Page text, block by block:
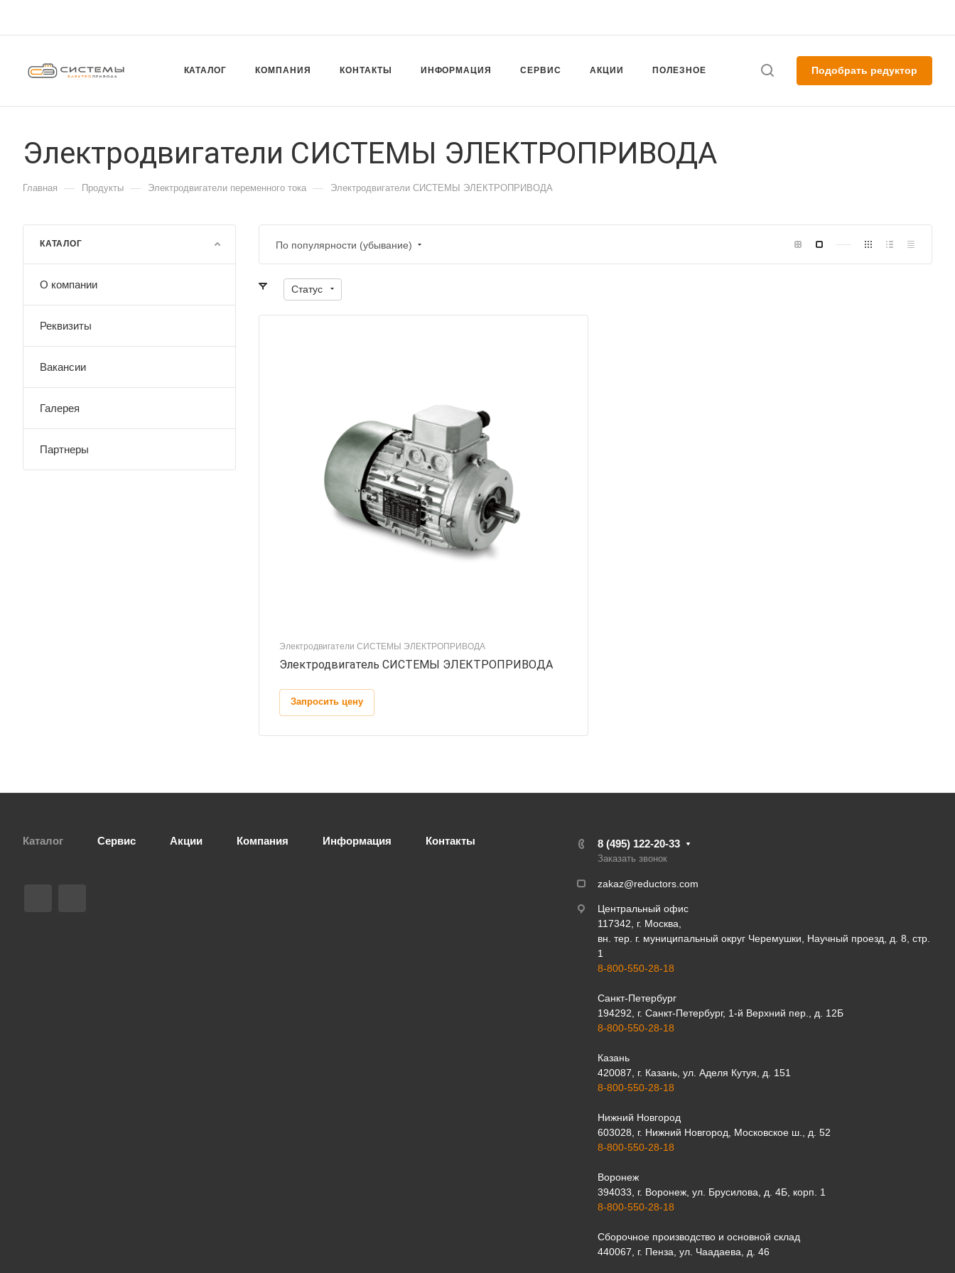
КАТАЛОГ КОМПАНИЯ КОНТАКТЫ ИНФОРМАЦИЯ СЕРВИС АКЦИИ ПОЛЕЗНОЕ Подобрать редуктор
Электродвигатели СИСТЕМЫ ЭЛЕКТРОПРИВОДА
Главная — Продукты — Электродвигатели переменного тока — Электродвигатели СИСТЕМЫ ЭЛЕКТРОПРИВОДА
По популярности (убывание)
Статус
Электродвигатели СИСТЕМЫ ЭЛЕКТРОПРИВОДА
Электродвигатель СИСТЕМЫ ЭЛЕКТРОПРИВОДА
Запросить цену
КАТАЛОГ
О компании
Реквизиты
Вакансии
Галерея
Партнеры
Каталог Сервис Акции Компания Информация Контакты 8 (495) 122-20-33
Заказать звонок
zakaz@reductors.com
Центральный офис
117342, г. Москва,
вн. тер. г. муниципальный округ Черемушки, Научный проезд, д. 8, стр.
1
8-800-550-28-18
Санкт-Петербург
194292, г. Санкт-Петербург, 1-й Верхний пер., д. 12Б
8-800-550-28-18
Казань
420087, г. Казань, ул. Аделя Кутуя, д. 151
8-800-550-28-18
Нижний Новгород
603028, г. Нижний Новгород, Московское ш., д. 52
8-800-550-28-18
Воронеж
394033, г. Воронеж, ул. Брусилова, д. 4Б, корп. 1
8-800-550-28-18
Сборочное производство и основной склад
440067, г. Пенза, ул. Чаадаева, д. 46